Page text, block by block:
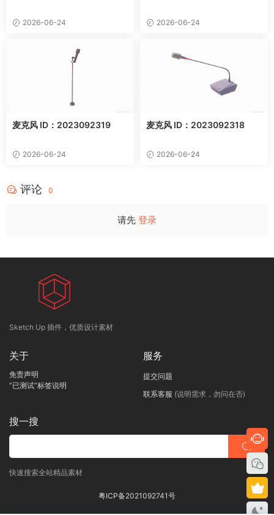
2026-06-24 2026-06-24
麦克风 ID：2023092319
2026-06-24
麦克风 ID：2023092318
2026-06-24
评论 0
请先 登录
Sketch Up 插件，优质设计素材
关于
免责声明
“已测试”标签说明
服务
提交问题
联系客服 (说明需求，勿问在否)
搜一搜
快速搜索全站精品素材
粤ICP备2021092741号